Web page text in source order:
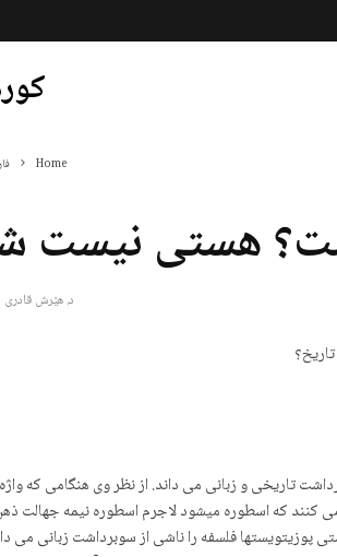
Home
هستی نیست
د. هێرش قادری
تاریخی و زبانی می داند. از نظر وی هنگامی
می کنند که اسطوره میشود لاجرم اسطوره نیمه
پوزیتویستها فلسفه را ناشی از سوبرداشت زبانی می